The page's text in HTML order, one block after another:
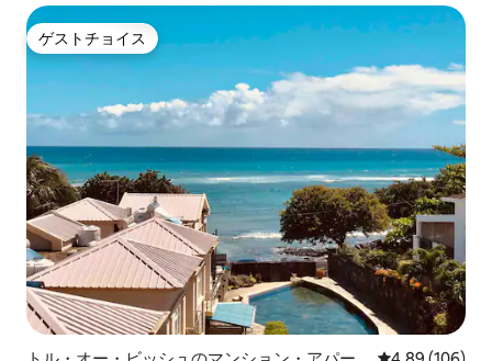
ゲストチョイス
ゲストチョイス